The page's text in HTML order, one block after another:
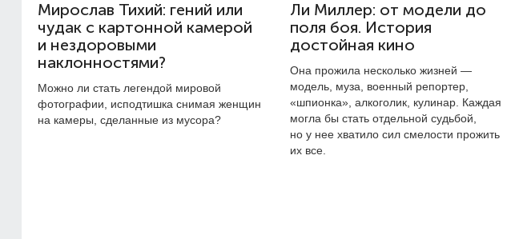
Мирослав Тихий: гений или
чудак с картонной камерой
и нездоровыми
наклонностями?
Можно ли стать легендой мировой
фотографии, исподтишка снимая женщин
на камеры, сделанные из мусора?
Ли Миллер: от модели до
поля боя. История
достойная кино
Она прожила несколько жизней —
модель, муза, военный репортер,
«шпионка», алкоголик, кулинар. Каждая
могла бы стать отдельной судьбой,
но у нее хватило сил смелости прожить
их все.